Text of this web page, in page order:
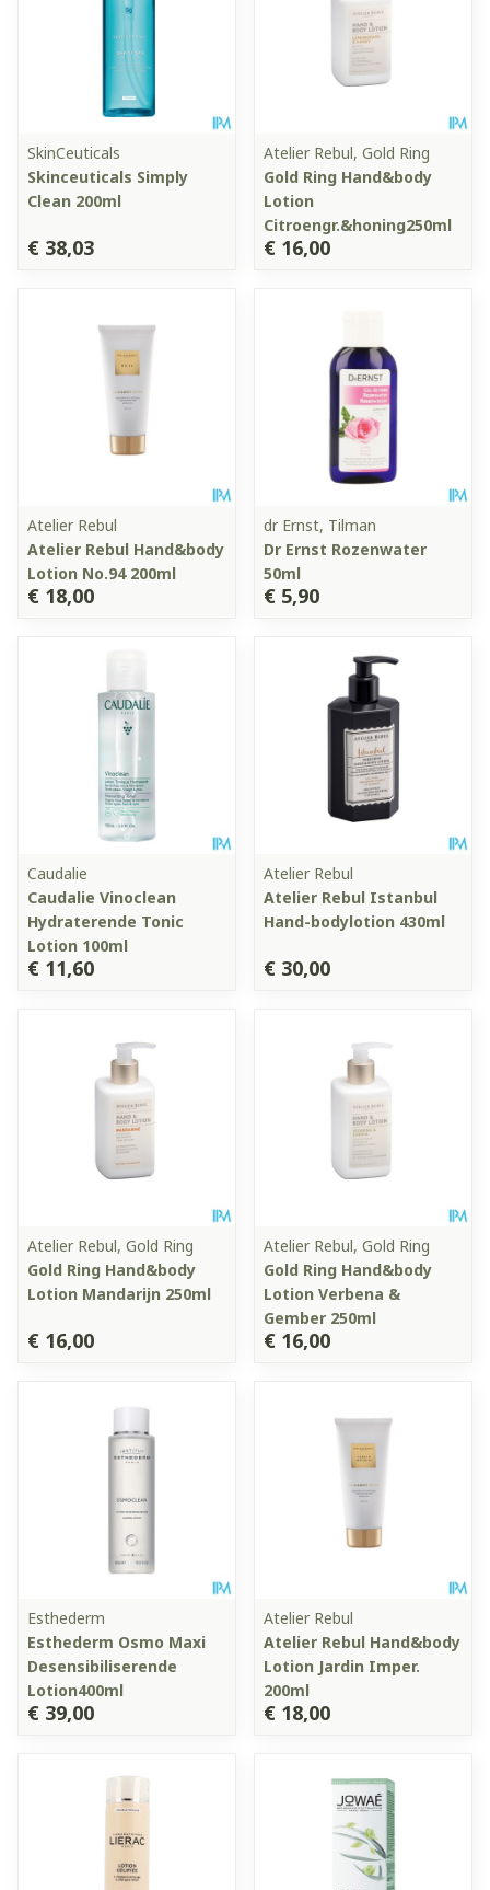
SkinCeuticals
Skinceuticals Simply
Clean 200ml
€ 38,03
Atelier Rebul, Gold Ring
Gold Ring Hand&body
Lotion
Citroengr.&honing250ml
€ 16,00
Atelier Rebul
Atelier Rebul Hand&body
Lotion No.94 200ml
€ 18,00
dr Ernst, Tilman
Dr Ernst Rozenwater
50ml
€ 5,90
Caudalie
Caudalie Vinoclean
Hydraterende Tonic
Lotion 100ml
€ 11,60
Atelier Rebul
Atelier Rebul Istanbul
Hand-bodylotion 430ml
€ 30,00
Atelier Rebul, Gold Ring
Gold Ring Hand&body
Lotion Mandarijn 250ml
€ 16,00
Atelier Rebul, Gold Ring
Gold Ring Hand&body
Lotion Verbena &
Gember 250ml
€ 16,00
Esthederm
Esthederm Osmo Maxi
Desensibiliserende
Lotion400ml
€ 39,00
Atelier Rebul
Atelier Rebul Hand&body
Lotion Jardin Imper.
200ml
€ 18,00